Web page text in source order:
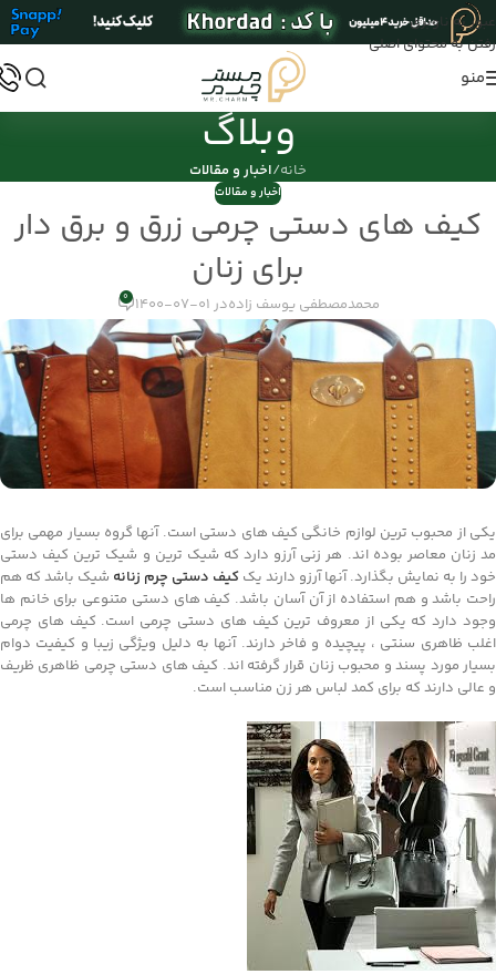
عبور به ناوبری
رفتن به محتوای اصلی
منو
وبلاگ
خانه/اخبار و مقالات
اخبار و مقالات
کیف های دستی چرمی زرق و برق دار
برای زنان
محمدمصطفی یوسف زادهدر 01-07-1400 0
یکی از محبوب ترین لوازم خانگی کیف های دستی است. آنها گروه بسیار مهمی برای
مد زنان معاصر بوده اند. هر زنی آرزو دارد که شیک ترین و شیک ترین کیف دستی
خود را به نمایش بگذارد. آنها آرزو دارند یک کیف دستی چرم زنانه شیک باشد که هم
راحت باشد و هم استفاده از آن آسان باشد. کیف های دستی متنوعی برای خانم ها
وجود دارد که یکی از معروف ترین کیف های دستی چرمی است. کیف های چرمی
اغلب ظاهری سنتی ، پیچیده و فاخر دارند. آنها به دلیل ویژگی زیبا و کیفیت دوام
بسیار مورد پسند و محبوب زنان قرار گرفته اند. کیف های دستی چرمی ظاهری ظریف
و عالی دارند که برای کمد لباس هر زن مناسب است.